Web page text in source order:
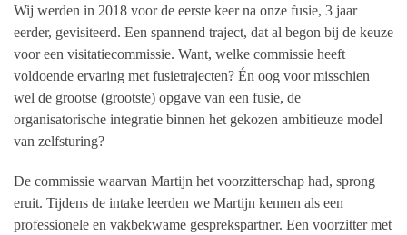
Wij werden in 2018 voor de eerste keer na onze fusie, 3 jaar
eerder, gevisiteerd. Een spannend traject, dat al begon bij de keuze
voor een visitatiecommissie. Want, welke commissie heeft
voldoende ervaring met fusietrajecten? Én oog voor misschien
wel de grootse (grootste) opgave van een fusie, de
organisatorische integratie binnen het gekozen ambitieuze model
van zelfsturing?
De commissie waarvan Martijn het voorzitterschap had, sprong
eruit. Tijdens de intake leerden we Martijn kennen als een
professionele en vakbekwame gesprekspartner. Een voorzitter met